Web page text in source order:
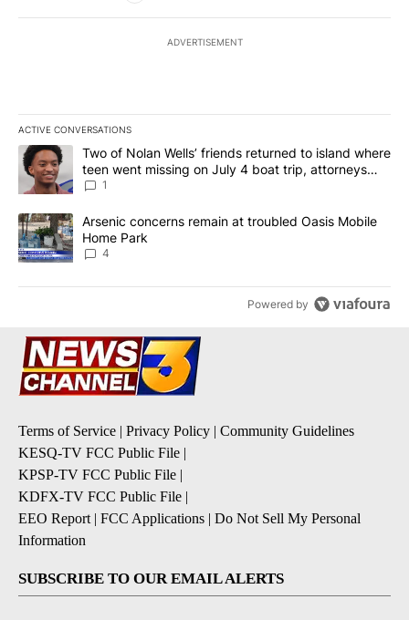
ADVERTISEMENT
ACTIVE CONVERSATIONS
The following is a list of the most commented articles in the last
A trending article titled "Two of Nolan Wells’ friends returned
Two of Nolan Wells’ friends returned to island where
teen went missing on July 4 boat trip, attorneys
say1
A trending article titled "Arsenic concerns remain at troubled
Arsenic concerns remain at troubled Oasis Mobile
Home Park
4
Powered by
Terms of Service | Privacy Policy | Community Guidelines
KESQ-TV FCC Public File |
KPSP-TV FCC Public File |
KDFX-TV FCC Public File |
EEO Report | FCC Applications | Do Not Sell My Personal
Information
SUBSCRIBE TO OUR EMAIL ALERTS